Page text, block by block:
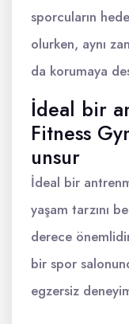
sporcuların
olurken, aynı
da korumaya
İdeal bir
Fitness
unsur
İdeal bir
yaşam tarzını
derece
bir spor
egzersiz